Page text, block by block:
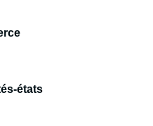
états